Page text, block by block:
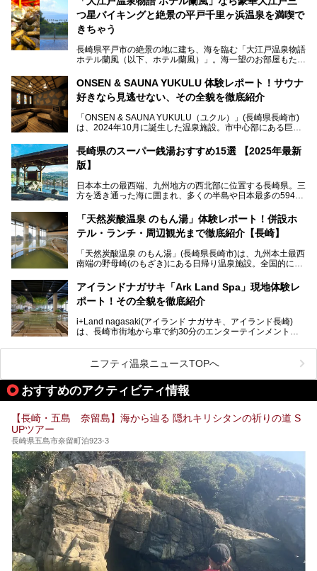
つ星バイキングと絶景の平戸千里ヶ浜温泉を満喫で
きちゃう
長崎県平戸市の絶景の地に建ち、海を臨む「大江戸温泉物語
ホテル蘭風（以下、ホテル蘭風）」。海一望のお部屋もたく
三つ星バイキング」がスタート！早速現地で体験してきまし
た。
ークなどおススメのポイントがたっぷりです！周辺観光情報
も含めてご紹介します。
───
提供元：大江戸温泉物語ホテルズ＆リゾーツ株式会社【P
R】
ONSEN & SAUNA YUKULU 体験レポート！サウナ
好きなら見逃せない、その全貌を徹底紹介
「ONSEN & SAUNA YUKULU（ユクル）」(長崎県長崎市)
は、2024年10月に誕生した温泉施設。市中心部にある巨大
当初から多くのサウナ―やスパ好きに注目されています。
そこで今回は、ニフティ温泉ライターである筆者が現地体
験。天然温泉・サウナ・水風呂・別途有料のプレミアムサウ
介します！
長崎県のスーパー銭湯おすすめ15選 【2025年最新
版】
日本本土の最西端、九州地方の西北部に位置する長崎県。三
方を透き通った海に囲まれ、多くの半島や日本最多の594も
しい景観の宝庫です。
長崎県にあるスーパー銭湯にも、長崎ならではの景観を存分
に楽しめる施設がいくつも見られます。眺望自慢が多い長崎
ましょう。
「天然炭酸温泉 のもん湯」体験レポート！併設ホ
テル・ランチ・周辺観光まで徹底紹介【長崎】
「天然炭酸温泉 のもん湯」(長崎県長崎市)は、九州本土最西
南端の野母崎(のもざき)にある日帰り温泉施設。全国的にも
多くの温泉ファンに親しまれています。
今回は、地元九州在住のニフティ温泉ライターである筆者が
大浴場をはじめ、併設のホテル「Nomon長崎」・食事(ラン
チ)・おすすめの周辺観光まで、それらの全貌を徹底紹介し
───
この記事は天然炭酸温泉 のもん湯のPRレポート記事です。
アイランドナガサキ「Ark Land Spa」現地体験レ
ポート！その全貌を徹底紹介
i+Land nagasaki(アイランド ナガサキ、アイランド長崎)
は、長崎市街地から車で約30分のエンターテインメントリ
んのこと多彩なアクティビティが楽しめ、到底一日では遊び
尽くせない程！ 中でも注目すべきは、日帰り可能な3つのス
パ施設です。
験し、3つのスパ施設に焦点を当て、その全貌を徹底紹介。
「Ark Land Spa」をご紹介します。
ニフティ温泉ニュースTOPへ
おすすめのアクティビティ情報
【長崎・五島 奈留島】海から辿る 隠れキリシタンの祈りの道 S
UPツアー
長崎県五島市奈留町泊923-3